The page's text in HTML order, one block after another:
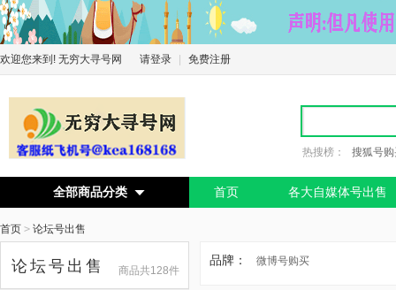
欢迎您来到! 无穷大寻号网 请登录 免费注册
热搜榜： 搜狐号
全部商品分类  首页 各大自媒体号出售
首页 > 论坛号出售
论坛号出售 商品共128件
品牌： 微博号购买